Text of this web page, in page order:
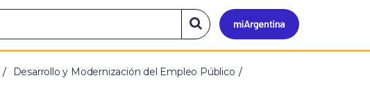
Mi
Buscar
en
el
sitio
Desarrollo y Modernización del Empleo Público